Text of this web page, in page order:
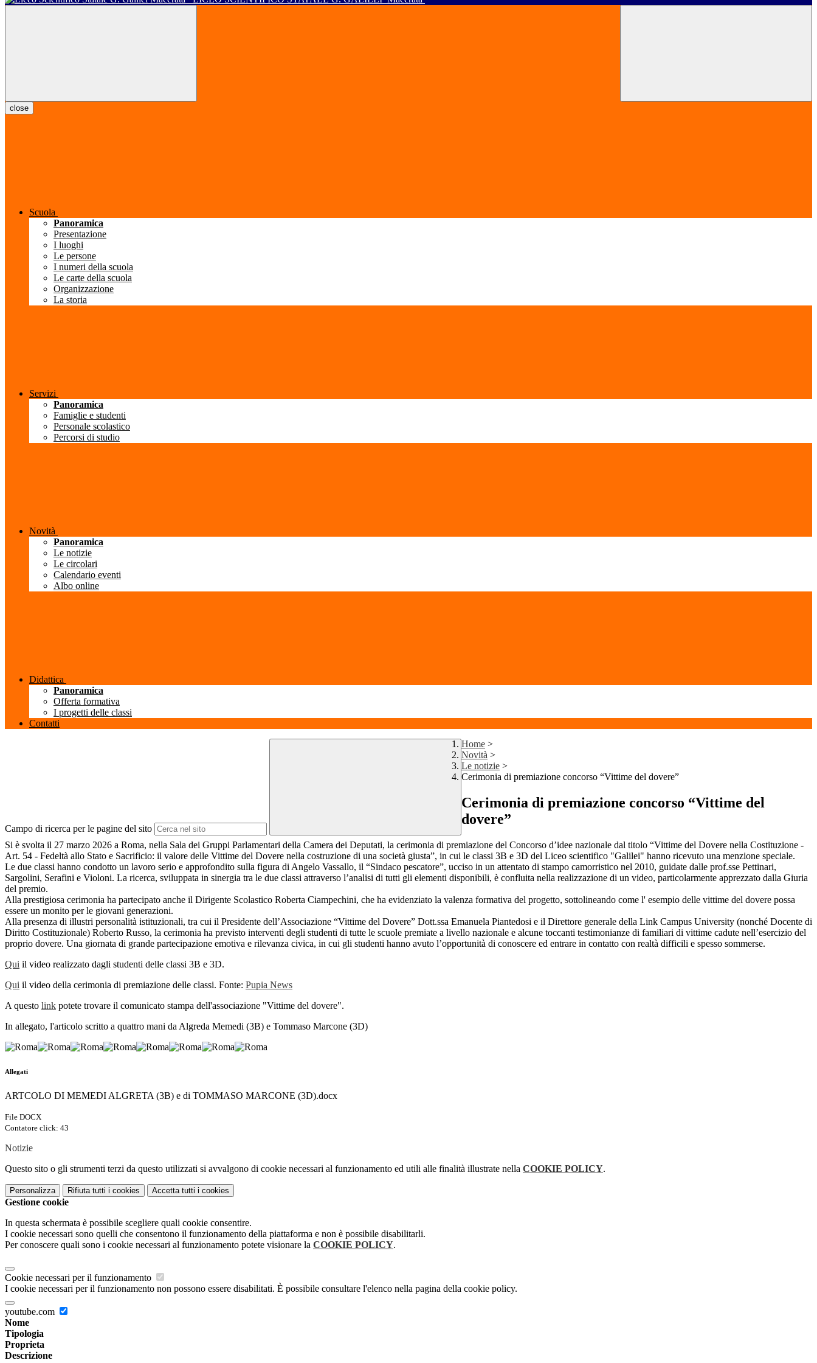
close
Scuola
Panoramica
Presentazione
I luoghi
Le persone
I numeri della scuola
Le carte della scuola
Organizzazione
La storia
Servizi
Panoramica
Famiglie e studenti
Personale scolastico
Percorsi di studio
Novità
Panoramica
Le notizie
Le circolari
Calendario eventi
Albo online
Didattica
Panoramica
Offerta formativa
I progetti delle classi
Contatti
Campo di ricerca per le pagine del sito
Home >
Novità >
Le notizie >
Cerimonia di premiazione concorso “Vittime del dovere”
Cerimonia di premiazione concorso “Vittime del
dovere”
Si è svolta il 27 marzo 2026 a Roma, nella Sala dei Gruppi Parlamentari della Camera dei Deputati, la cerimonia di premiazione del Concorso d’idee nazionale dal titolo “Vittime del Dovere nella Costituzione -
Art. 54 - Fedeltà allo Stato e Sacrificio: il valore delle Vittime del Dovere nella costruzione di una società giusta”, in cui le classi 3B e 3D del Liceo scientifico "Galilei" hanno ricevuto una menzione speciale.
Le due classi hanno condotto un lavoro serio e approfondito sulla figura di Angelo Vassallo, il “Sindaco pescatore”, ucciso in un attentato di stampo camorristico nel 2010, guidate dalle prof.sse Pettinari,
Sargolini, Serafini e Violoni. La ricerca, sviluppata in sinergia tra le due classi attraverso l’analisi di tutti gli elementi disponibili, è confluita nella realizzazione di un video, particolarmente apprezzato dalla Giuria
del premio.
Alla prestigiosa cerimonia ha partecipato anche il Dirigente Scolastico Roberta Ciampechini, che ha evidenziato la valenza formativa del progetto, sottolineando come l' esempio delle vittime del dovere possa
essere un monito per le giovani generazioni.
Alla presenza di illustri personalità istituzionali, tra cui il Presidente dell’Associazione “Vittime del Dovere” Dott.ssa Emanuela Piantedosi e il Direttore generale della Link Campus University (nonché Docente di
Diritto Costituzionale) Roberto Russo, la cerimonia ha previsto interventi degli studenti di tutte le scuole premiate a livello nazionale e alcune toccanti testimonianze di familiari di vittime cadute nell’esercizio del
proprio dovere. Una giornata di grande partecipazione emotiva e rilevanza civica, in cui gli studenti hanno avuto l’opportunità di conoscere ed entrare in contatto con realtà difficili e spesso sommerse.
Qui il video realizzato dagli studenti delle classi 3B e 3D.
Qui il video della cerimonia di premiazione delle classi. Fonte: Pupia News
A questo link potete trovare il comunicato stampa dell'associazione "Vittime del dovere".
In allegato, l'articolo scritto a quattro mani da Algreda Memedi (3B) e Tommaso Marcone (3D)
Allegati
ARTCOLO DI MEMEDI ALGRETA (3B) e di TOMMASO MARCONE (3D).docx
File DOCX
Contatore click: 43
Notizie
Questo sito o gli strumenti terzi da questo utilizzati si avvalgono di cookie necessari al funzionamento ed utili alle finalità illustrate nella COOKIE POLICY.
Personalizza Rifiuta tutti i cookies Accetta tutti i cookies
Gestione cookie
In questa schermata è possibile scegliere quali cookie consentire.
I cookie necessari sono quelli che consentono il funzionamento della piattaforma e non è possibile disabilitarli.
Per conoscere quali sono i cookie necessari al funzionamento potete visionare la COOKIE POLICY.
Cookie necessari per il funzionamento
I cookie necessari per il funzionamento non possono essere disabilitati. È possibile consultare l'elenco nella pagina della cookie policy.
youtube.com
Nome
Tipologia
Proprieta
Descrizione